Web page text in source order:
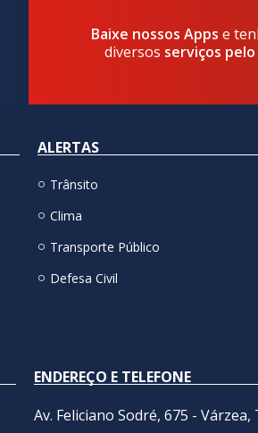
Baixe nossos Appse
diversos serviços
ALERTAS
Trânsito
Clima
Transporte Público
Defesa Civil
ENDEREÇO E TELEFONE
Av. Feliciano Sodré, 675 -